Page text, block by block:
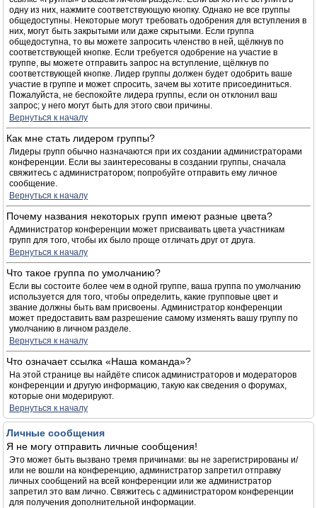
одну из них, нажмите соответствующую кнопку. Однако не все группы
общедоступны. Некоторые могут требовать одобрения для вступления в
них, могут быть закрытыми или даже скрытыми. Если группа
общедоступна, то вы можете запросить членство в ней, щёлкнув по
соответствующей кнопке. Если требуется одобрение на участие в
группе, вы можете отправить запрос на вступление, щёлкнув по
соответствующей кнопке. Лидер группы должен будет одобрить ваше
участие в группе и может спросить, зачем вы хотите присоединиться.
Пожалуйста, не беспокойте лидера группы, если он отклонил ваш
запрос; у него могут быть для этого свои причины.
Вернуться к началу
Как мне стать лидером группы?
Лидеры групп обычно назначаются при их создании администраторами
конференции. Если вы заинтересованы в создании группы, сначала
свяжитесь с администратором; попробуйте отправить ему личное
сообщение.
Вернуться к началу
Почему названия некоторых групп имеют разные цвета?
Администратор конференции может присваивать цвета участникам
групп для того, чтобы их было проще отличать друг от друга.
Вернуться к началу
Что такое группа по умолчанию?
Если вы состоите более чем в одной группе, ваша группа по умолчанию
используется для того, чтобы определить, какие групповые цвет и
звание должны быть вам присвоены. Администратор конференции
может предоставить вам разрешение самому изменять вашу группу по
умолчанию в личном разделе.
Вернуться к началу
Что означает ссылка «Наша команда»?
На этой странице вы найдёте список администраторов и модераторов
конференции и другую информацию, такую как сведения о форумах,
которые они модерируют.
Вернуться к началу
Личные сообщения
Я не могу отправить личные сообщения!
Это может быть вызвано тремя причинами: вы не зарегистрированы и/
или не вошли на конференцию, администратор запретил отправку
личных сообщений на всей конференции или же администратор
запретил это вам лично. Свяжитесь с администратором конференции
для получения дополнительной информации.